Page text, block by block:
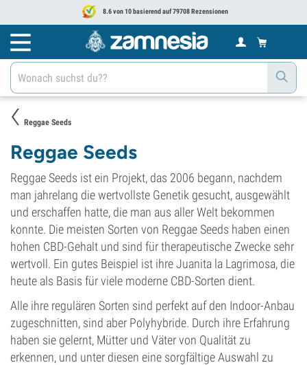
8.6 von 10 basierend auf 79708 Rezensionen
Reggae Seeds
Reggae Seeds
Reggae Seeds ist ein Projekt, das 2006 begann, nachdem
man jahrelang die wertvollste Genetik gesucht, ausgewählt
und erschaffen hatte, die man aus aller Welt bekommen
konnte. Die meisten Sorten von Reggae Seeds haben einen
hohen CBD-Gehalt und sind für therapeutische Zwecke sehr
wertvoll. Ein gutes Beispiel ist ihre Juanita la Lagrimosa, die
heute als Basis für viele moderne CBD-Sorten dient.
Alle ihre regulären Sorten sind perfekt auf den Indoor-Anbau
zugeschnitten, sind aber Polyhybride. Durch ihre Erfahrung
haben sie gelernt, Mütter und Väter von Qualität zu
erkennen, und unter diesen eine sorgfältige Auswahl zu